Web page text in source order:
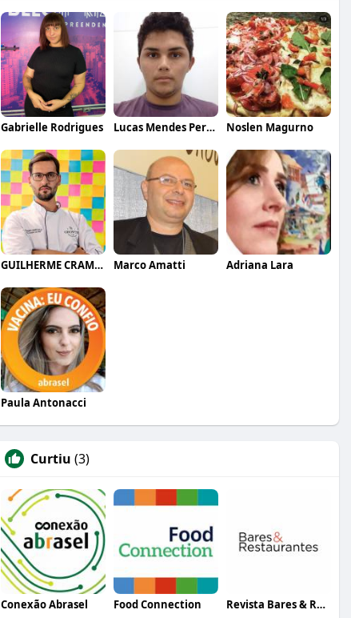
Gabrielle Rodrigues Lucas Mendes Pereira Noslen Magurno
GUILHERME CRAMER BALLE Marco Amatti Adriana Lara
Paula Antonacci
Curtiu (3)
Conexão Abrasel Food Connection Revista Bares & Restaurantes